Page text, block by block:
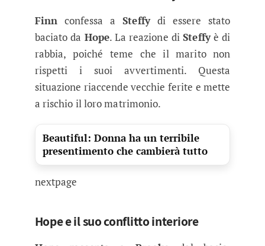
Finnconfessa aSteffydi essere stato
baciato da Hope. La reazione diSteffyè di
rabbia, poiché teme che il marito non
rispetti i suoi avvertimenti. Questa
situazione riaccende vecchie ferite e mette
a rischio il loro matrimonio.
Beautiful: Donna ha un terribile
presentimento che cambierà tutto
nextpage
Hope e il suo conflitto interiore